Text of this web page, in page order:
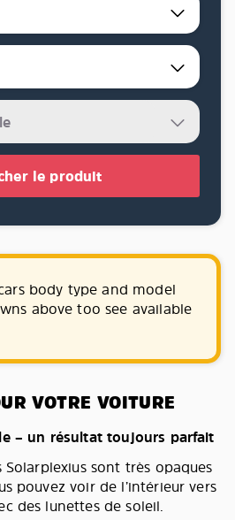
le produit
body type and model
above too see available
VOTRE VOITURE
– un résultat toujours parfait
sont très opaques
pouvez voir de l’intérieur vers
des lunettes de soleil.